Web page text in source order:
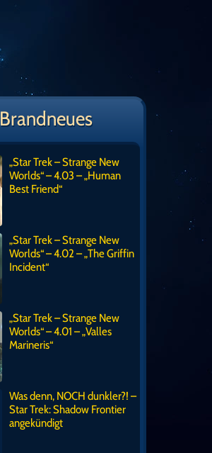
Brandneues
„Star Trek – Strange New
Worlds“ – 4.03 – „Human
Best Friend“
„Star Trek – Strange New
Worlds“ – 4.02 – „The Griffin
Incident“
„Star Trek – Strange New
Worlds“ – 4.01 – „Valles
Marineris“
Was denn, NOCH dunkler?! –
Star Trek: Shadow Frontier
angekündigt